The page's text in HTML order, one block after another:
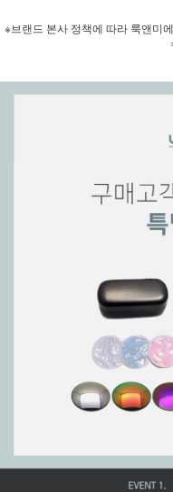
※브랜드 본사 정책에 따라 룩앤미